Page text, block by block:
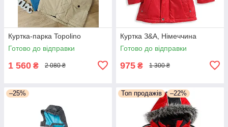
Куртка-парка Topolino
Готово до відправки
1 560 ₴ 2 080 ₴
Куртка З&А, Німеччина
Готово до відправки
975 ₴ 1 300 ₴
–25% Топ продажів –22%